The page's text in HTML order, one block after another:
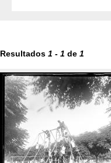
Resultados 1 - 1 de 1